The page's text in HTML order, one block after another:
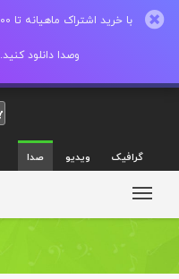
وصدا دانلود کنید.
گرافیک ویدیو صدا